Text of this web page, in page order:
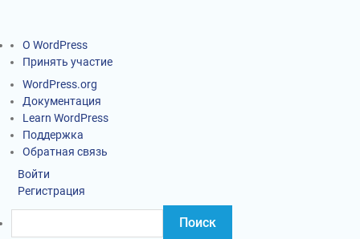
О WordPress
Принять участие
WordPress.org
Документация
Learn WordPress
Поддержка
Обратная связь
Войти
Регистрация